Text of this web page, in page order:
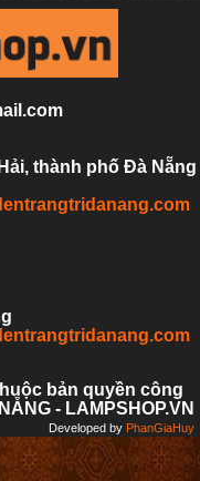
thành phố Đà Nẵng
quyền công
- LAMPSHOP.VN
Developed by PhanGiaHuy